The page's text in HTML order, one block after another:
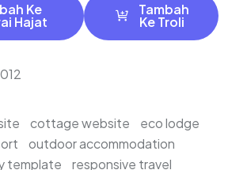
Ke
Hajat
Tambah
Ke Troli
cottage website
eco lodge
outdoor accommodation
template
responsive travel